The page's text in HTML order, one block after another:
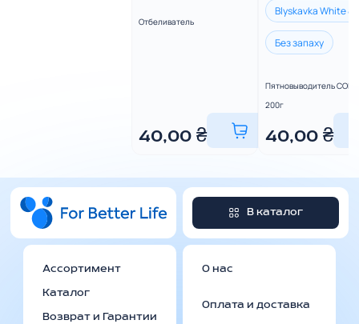
Отбеливатель
40,00₴
Blyskavka White &
Без запаху
Пятновыводитель
200г
40,00 ₴
В каталог
Ассортимент
Каталог
Возврат и Гарантии
О нас
Оплата и доставка